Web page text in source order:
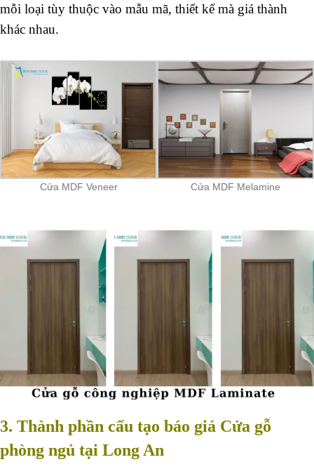
mỗi loại tùy thuộc vào mẫu mã, thiết kế mà giá thành
khác nhau.
Cửa MDF Veneer Cửa MDF Melamine
3. Thành phần cấu tạo báo giá Cửa gỗ
phòng ngủ tại Long An